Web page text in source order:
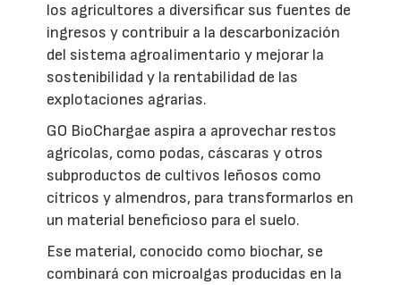
los agricultores a diversificar sus fuentes de
ingresos y contribuir a la descarbonización
del sistema agroalimentario y mejorar la
sostenibilidad y la rentabilidad de las
explotaciones agrarias.
GO BioChargae aspira a aprovechar restos
agrícolas, como podas, cáscaras y otros
subproductos de cultivos leñosos como
cítricos y almendros, para transformarlos en
un material beneficioso para el suelo.
Ese material, conocido como biochar, se
combinará con microalgas producidas en la